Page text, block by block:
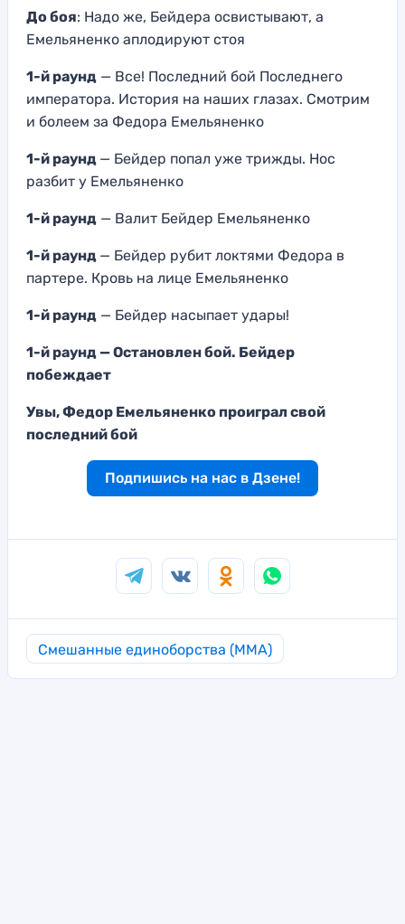
До боя: Надо же, Бейдера освистывают, а
Емельяненко аплодируют стоя
1-й раунд — Все! Последний бой Последнего
императора. История на наших глазах. Смотрим
и болеем за Федора Емельяненко
1-й раунд — Бейдер попал уже трижды. Нос
разбит у Емельяненко
1-й раунд — Валит Бейдер Емельяненко
1-й раунд — Бейдер рубит локтями Федора в
партере. Кровь на лице Емельяненко
1-й раунд — Бейдер насыпает удары!
1-й раунд — Остановлен бой. Бейдер
побеждает
Увы, Федор Емельяненко проиграл свой
последний бой
Подпишись на нас в Дзене!
Смешанные единоборства (MMA)